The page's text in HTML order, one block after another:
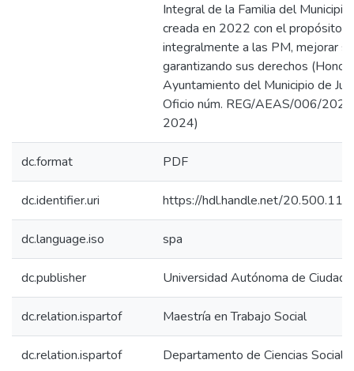
Integral de la Familia del Municipio
creada en 2022 con el propósito
integralmente a las PM, mejorar
garantizando sus derechos
Ayuntamiento del Municipio de
Oficio núm. REG/AEAS/006/
2024)
dc.format PDF
dc.identifier.uri https://hdl.handle.net/
dc.language.iso spa
dc.publisher Universidad Autónoma de Ciudad
dc.relation.ispartof Maestría en Trabajo Social
dc.relation.ispartof Departamento de Ciencias